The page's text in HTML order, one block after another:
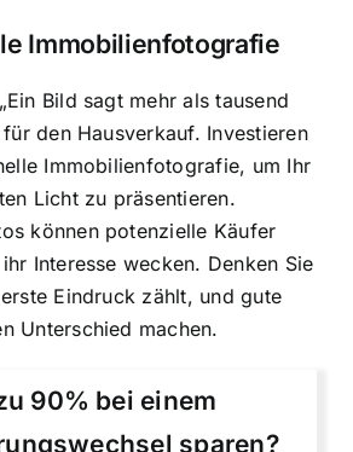
Immobilienfotografie
Bild sagt mehr als tausend
den Hausverkauf. Investieren
Immobilienfotografie, um Ihr
Licht zu präsentieren.
können potenzielle Käufer
Interesse wecken. Denken Sie
Eindruck zählt, und gute
Unterschied machen.
90% bei einem
sparen?